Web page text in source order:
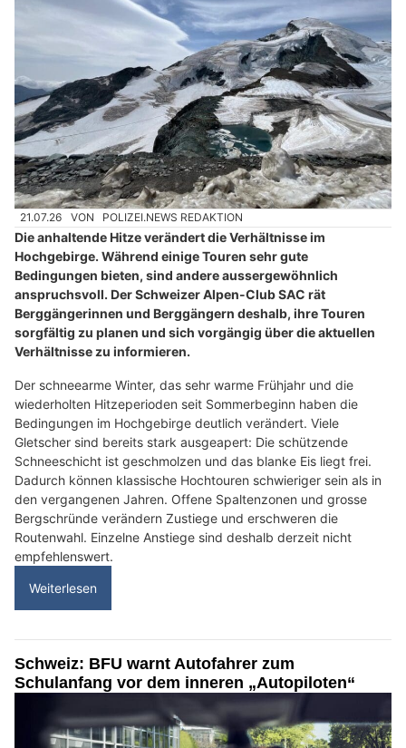
21.07.26 VON POLIZEI.NEWS REDAKTION
Die anhaltende Hitze verändert die Verhältnisse im
Hochgebirge. Während einige Touren sehr gute
Bedingungen bieten, sind andere aussergewöhnlich
anspruchsvoll. Der Schweizer Alpen-Club SAC rät
Berggängerinnen und Berggängern deshalb, ihre Touren
sorgfältig zu planen und sich vorgängig über die aktuellen
Verhältnisse zu informieren.
Der schneearme Winter, das sehr warme Frühjahr und die
wiederholten Hitzeperioden seit Sommerbeginn haben die
Bedingungen im Hochgebirge deutlich verändert. Viele
Gletscher sind bereits stark ausgeapert: Die schützende
Schneeschicht ist geschmolzen und das blanke Eis liegt frei.
Dadurch können klassische Hochtouren schwieriger sein als in
den vergangenen Jahren. Offene Spaltenzonen und grosse
Bergschründe verändern Zustiege und erschweren die
Routenwahl. Einzelne Anstiege sind deshalb derzeit nicht
empfehlenswert.
Weiterlesen
Schweiz: BFU warnt Autofahrer zum
Schulanfang vor dem inneren „Autopiloten“